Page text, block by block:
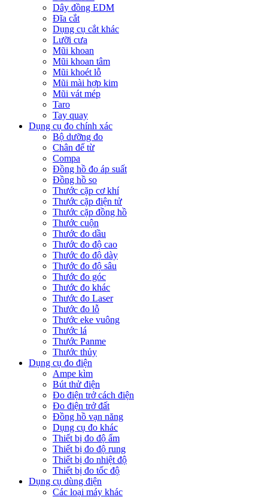
Dây đồng EDM
Đĩa cắt
Dụng cụ cắt khác
Lưỡi cưa
Mũi khoan
Mũi khoan tâm
Mũi khoét lỗ
Mũi mài hợp kim
Mũi vát mép
Taro
Tay quay
Dụng cụ đo chính xác
Bộ dưỡng đo
Chân đế từ
Compa
Đồng hồ đo áp suất
Đồng hồ so
Thước cặp cơ khí
Thước cặp điện tử
Thước cặp đồng hồ
Thước cuộn
Thước đo dầu
Thước đo độ cao
Thước đo độ dày
Thước đo độ sâu
Thước đo góc
Thước đo khác
Thước đo Laser
Thước đo lỗ
Thước eke vuông
Thước lá
Thước Panme
Thước thủy
Dụng cụ đo điện
Ampe kìm
Bút thử điện
Đo điện trở cách điện
Đo điện trở đất
Đồng hồ vạn năng
Dụng cụ đo khác
Thiết bị đo độ ẩm
Thiết bị đo độ rung
Thiết bị đo nhiệt độ
Thiết bị đo tốc độ
Dụng cụ dùng điện
Các loại máy khác